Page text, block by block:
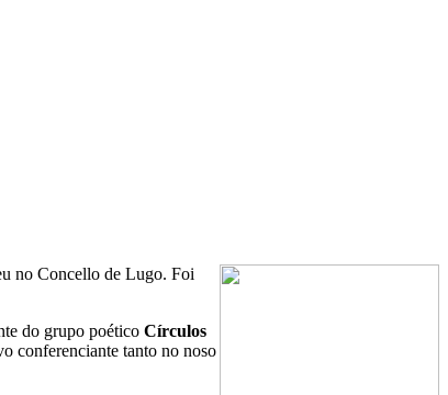
no Concello de Lugo. Foi
do grupo poético Círculos
conferenciante tanto no noso